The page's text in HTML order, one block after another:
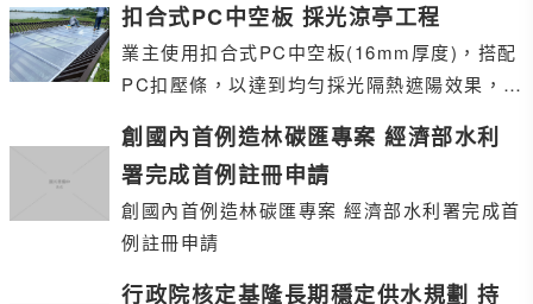
扣合式PC中空板 採光涼亭工程
業主使用扣合式PC中空板(16mm厚度)，搭配
PC扣壓條，以達到均勻採光隔熱遮陽效果，並
創國內首例造林碳匯專案 經濟部水利
署完成首例註冊申請
創國內首例造林碳匯專案 經濟部水利署完成首
例註冊申請
行政院核定基隆長期穩定供水規劃 持